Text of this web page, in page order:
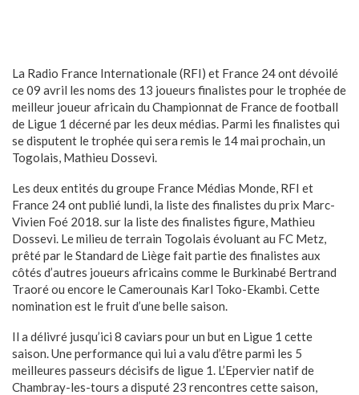
La Radio France Internationale (RFI) et France 24 ont dévoilé
ce 09 avril les noms des 13 joueurs finalistes pour le trophée de
meilleur joueur africain du Championnat de France de football
de Ligue 1 décerné par les deux médias. Parmi les finalistes qui
se disputent le trophée qui sera remis le 14 mai prochain, un
Togolais, Mathieu Dossevi.
Les deux entités du groupe France Médias Monde, RFI et
France 24 ont publié lundi, la liste des finalistes du prix Marc-
Vivien Foé 2018. sur la liste des finalistes figure, Mathieu
Dossevi. Le milieu de terrain Togolais évoluant au FC Metz,
prêté par le Standard de Liège fait partie des finalistes aux
côtés d’autres joueurs africains comme le Burkinabé Bertrand
Traoré ou encore le Camerounais Karl Toko-Ekambi. Cette
nomination est le fruit d’une belle saison.
Il a délivré jusqu’ici 8 caviars pour un but en Ligue 1 cette
saison. Une performance qui lui a valu d’être parmi les 5
meilleures passeurs décisifs de ligue 1. L’Epervier natif de
Chambray-les-tours a disputé 23 rencontres cette saison,